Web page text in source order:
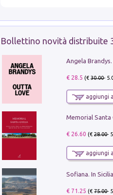
Bollettino novità distribuite
Angela
€ 28.5 (€30.00-
aggiungi
€ 26.60 (€28.00-
aggiungi
€ 71.25 (€75.00-